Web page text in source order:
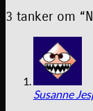
3 tanker om “
Susanne